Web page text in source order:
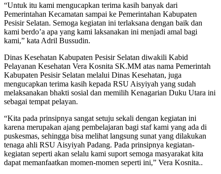
“Untuk itu kami mengucapkan terima kasih banyak dari
Pemerintahan Kecamatan sampai ke Pemerintahan Kabupaten
Pesisir Selatan. Semoga kegiatan ini terlaksana dengan baik dan
kami berdo’a apa yang kami laksanakan ini menjadi amal bagi
kami,” kata Adril Bussudin.
Dinas Kesehatan Kabupaten Pesisir Selatan diwakili Kabid
Pelayanan Kesehatan Vera Kosnita SK.MM atas nama Pemerintah
Kabupaten Pesisir Selatan melalui Dinas Kesehatan, juga
mengucapkan terima kasih kepada RSU Aisyiyah yang sudah
melaksanakan bhakti sosial dan memilih Kenagarian Duku Utara ini
sebagai tempat pelayan.
“Kita pada prinsipnya sangat setuju sekali dengan kegiatan ini
karena merupakan ajang pembelajaran bagi staf kami yang ada di
puskesmas, sehingga bisa melihat langsung sunat yang dilakukan
tenaga ahli RSU Aisyiyah Padang. Pada prinsipnya kegiatan-
kegiatan seperti akan selalu kami suport semoga masyarakat kita
dapat memanfaatkan momen-momen seperti ini,” Vera Kosnita..